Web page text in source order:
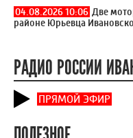
04.08.2026 10:06 Две
районе Юрьевца
РАДИО РОССИИ
ПРЯМОЙ ЭФИР